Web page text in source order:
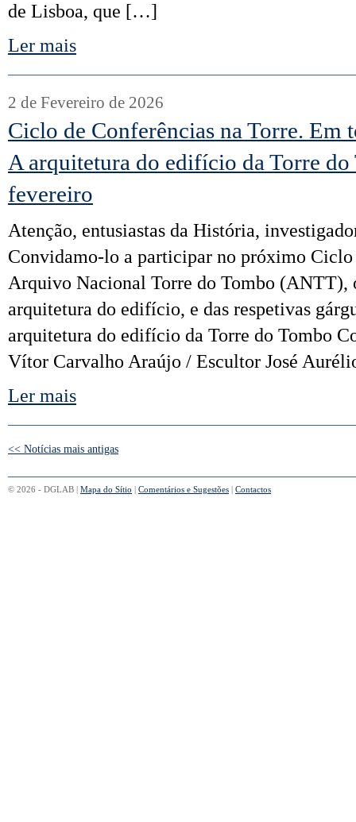
de Lisboa, que […]
Ler mais
2 de Fevereiro de 2026
Ciclo de Conferências na Torre.
A arquitetura do edifício da Torre do
fevereiro
Atenção, entusiastas da História,
Convidamo-lo a participar no próximo Ciclo
Arquivo Nacional Torre do Tombo (ANTT),
arquitetura do edifício, e das respetivas
arquitetura do edifício da Torre do Tombo
Vítor Carvalho Araújo / Escultor José
Ler mais
<< Notícias mais antigas
© 2026 - DGLAB | Mapa do Sítio | Comentários e Sugestões | Contactos